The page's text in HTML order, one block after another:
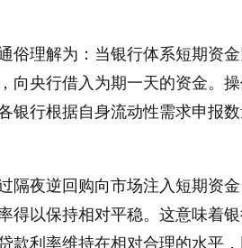
俗理解为：当银行体系短期资
向央行借入为期一天的资金。操
银行根据自身流动性需求申报
隔夜逆回购向市场注入短期资
得以保持相对平稳。这意味着
款利率维持在相对合理的水平